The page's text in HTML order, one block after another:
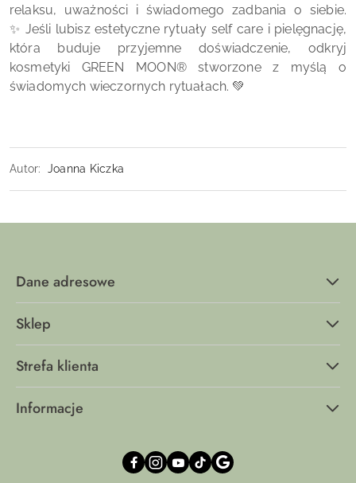
relaksu, uważności i świadomego zadbania o siebie.
✨ Jeśli lubisz estetyczne rytuały self care i pielęgnację,
która buduje przyjemne doświadczenie, odkryj
kosmetyki GREEN MOON® stworzone z myślą o
świadomych wieczornych rytuałach. 💚
Autor: Joanna Kiczka
Dane adresowe
Sklep
Strefa klienta
Informacje